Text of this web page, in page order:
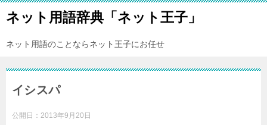
ネット用語辞典「ネット王子」
ネット用語のことならネット王子にお任せ
イシスパ
公開日： 2013年9月20日